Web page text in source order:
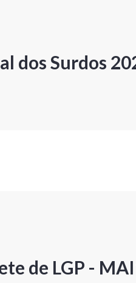
dos Surdos
de LGP -